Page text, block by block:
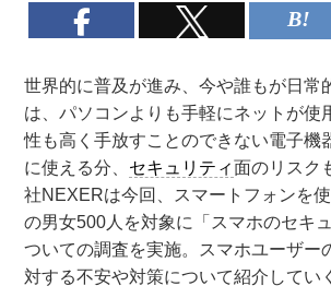
世界的に普及が進み、今や誰もが日常
は、パソコンよりも手軽にネットが使
性も高く手放すことのできない電子機
に使える分、 セキュリティ面のリスク
社NEXERは今回、スマートフォンを
の男女500人を対象に「スマホのセキ
ついての調査を実施。スマホユーザー
対する不安や対策について紹介してい